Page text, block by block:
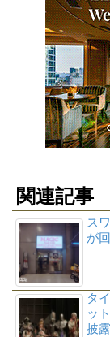
関連記事
ス
が
タ
ッ
披露